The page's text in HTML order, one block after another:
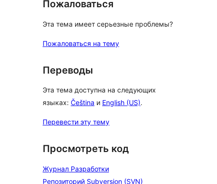
Пожаловаться
Эта тема имеет серьезные проблемы?
Пожаловаться на тему
Переводы
Эта тема доступна на следующих
языках: Čeština и English (US).
Перевести эту тему
Просмотреть код
Журнал Разработки
Репозиторий Subversion (SVN)